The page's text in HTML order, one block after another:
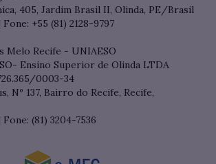
405, Jardim Brasil II, Olinda, PE/Brasil
+55 (81) 2128-9797
Melo Recife - UNIAESO
Ensino Superior de Olinda LTDA
0003-34
Nº 137, Bairro do Recife, Recife,
(81) 3204-7536